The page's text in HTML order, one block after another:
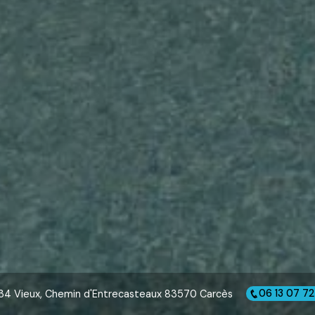
Vieux, Chemin d'Entrecasteaux 83570 Carcès 06 13 07